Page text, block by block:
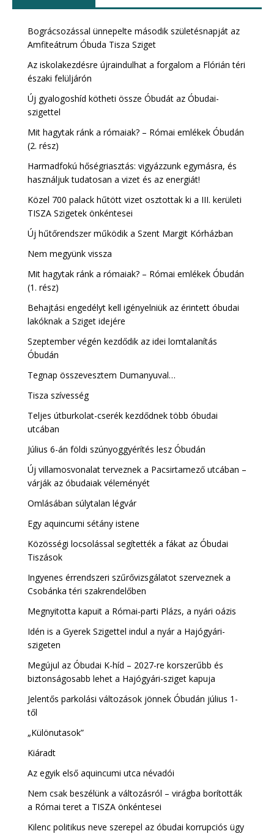
Bográcsozással ünnepelte második születésnapját az
Amfiteátrum Óbuda Tisza Sziget
Az iskolakezdésre újraindulhat a forgalom a Flórián téri
északi felüljárón
Új gyalogoshíd kötheti össze Óbudát az Óbudai-
szigettel
Mit hagytak ránk a rómaiak? – Római emlékek Óbudán
(2. rész)
Harmadfokú hőségriasztás: vigyázzunk egymásra, és
használjuk tudatosan a vizet és az energiát!
Közel 700 palack hűtött vizet osztottak ki a III. kerületi
TISZA Szigetek önkéntesei
Új hűtőrendszer működik a Szent Margit Kórházban
Nem megyünk vissza
Mit hagytak ránk a rómaiak? – Római emlékek Óbudán
(1. rész)
Behajtási engedélyt kell igényelniük az érintett óbudai
lakóknak a Sziget idejére
Szeptember végén kezdődik az idei lomtalanítás
Óbudán
Tegnap összevesztem Dumanyuval…
Tisza szívesség
Teljes útburkolat-cserék kezdődnek több óbudai
utcában
Július 6-án földi szúnyoggyérítés lesz Óbudán
Új villamosvonalat terveznek a Pacsirtamező utcában –
várják az óbudaiak véleményét
Omlásában súlytalan légvár
Egy aquincumi sétány istene
Közösségi locsolással segítették a fákat az Óbudai
Tiszások
Ingyenes érrendszeri szűrővizsgálatot szerveznek a
Csobánka téri szakrendelőben
Megnyitotta kapuit a Római-parti Plázs, a nyári oázis
Idén is a Gyerek Szigettel indul a nyár a Hajógyári-
szigeten
Megújul az Óbudai K-híd – 2027-re korszerűbb és
biztonságosabb lehet a Hajógyári-sziget kapuja
Jelentős parkolási változások jönnek Óbudán július 1-
től
„Különutasok”
Kiáradt
Az egyik első aquincumi utca névadói
Nem csak beszélünk a változásról – virágba borították
a Római teret a TISZA önkéntesei
Kilenc politikus neve szerepel az óbudai korrupciós ügy